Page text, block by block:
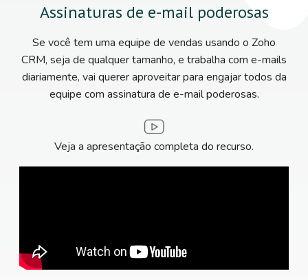
Assinaturas de e-mail poderosas
Se você tem uma equipe de vendas usando o Zoho
CRM, seja de qualquer tamanho, e trabalha com e-mails
diariamente, vai querer aproveitar para engajar todos da
equipe com assinatura de e-mail poderosas.
Veja a apresentação completa do recurso.